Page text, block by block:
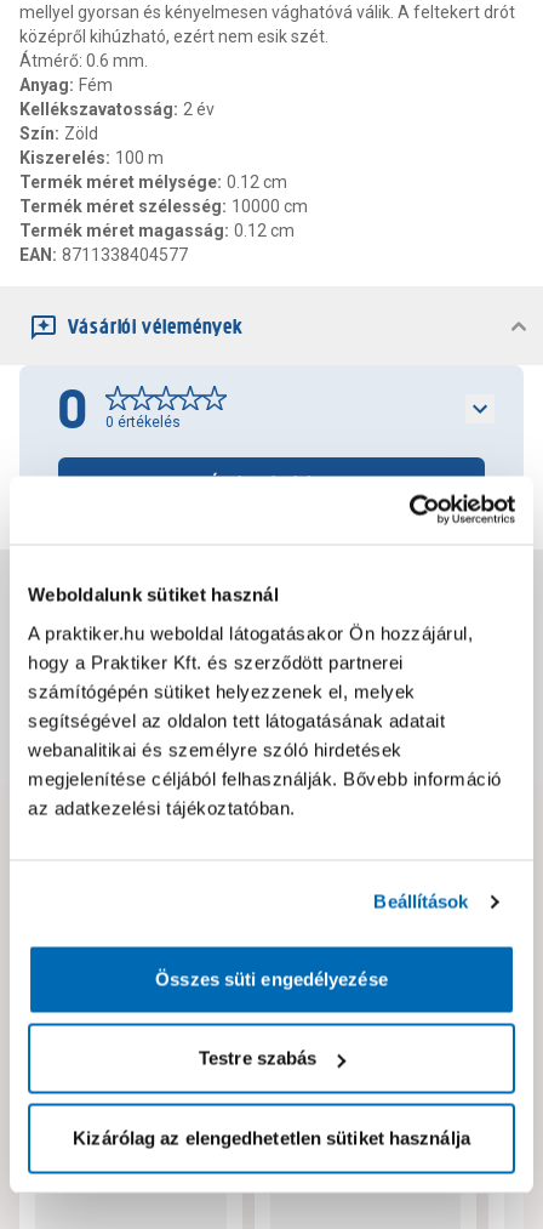
Weboldalunk sütiket használ
A praktiker.hu weboldal látogatásakor Ön hozzájárul,
hogy a Praktiker Kft. és szerződött partnerei
számítógépén sütiket helyezzenek el, melyek
segítségével az oldalon tett látogatásának adatait
webanalitikai és személyre szóló hirdetések
megjelenítése céljából felhasználják. Bővebb információ
az adatkezelési tájékoztatóban.
Beállítások
Összes süti engedélyezése
Testre szabás
Kizárólag az elengedhetetlen sütiket használja
mellyel gyorsan és kényelmesen vághatóvá válik. A feltekert drót
középről kihúzható, ezért nem esik szét.
Átmérő: 0.6 mm.
Anyag: Fém
Kellékszavatosság: 2 év
Szín: Zöld
Kiszerelés: 100 m
Termék méret mélysége: 0.12 cm
Termék méret szélesség: 10000 cm
Termék méret magasság: 0.12 cm
EAN : 8711338404577
Vásárlói vélemények
0 0 értékelés
Értékelés írása
Jótállás, szavatosság
Csomagolási és súly információk
Dokumentumok, felelős személy
Neked ajánljuk!